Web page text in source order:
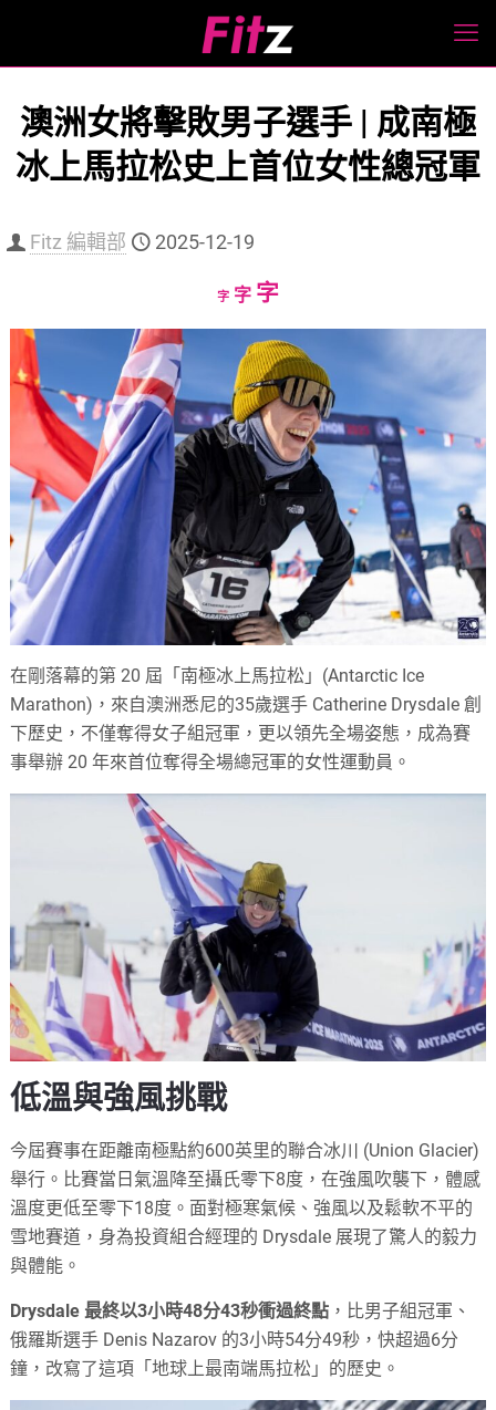
澳洲女將擊敗男子選手 | 成南極
冰上馬拉松史上首位女性總冠軍
Fitz 編輯部 2025-12-19
字Decrease
size.
字Reset
size.
字Increase
size.
在剛落幕的第 20 屆「南極冰上馬拉松」(Antarctic Ice
Marathon)，來自澳洲悉尼的35歲選手 Catherine Drysdale 創
下歷史，不僅奪得女子組冠軍，更以領先全場姿態，成為賽
事舉辦 20 年來首位奪得全場總冠軍的女性運動員。
低溫與強風挑戰
今屆賽事在距離南極點約600英里的聯合冰川 (Union Glacier)
舉行。比賽當日氣溫降至攝氏零下8度，在強風吹襲下，體感
溫度更低至零下18度。面對極寒氣候、強風以及鬆軟不平的
雪地賽道，身為投資組合經理的 Drysdale 展現了驚人的毅力
與體能。
Drysdale 最終以3小時48分43秒衝過終點 ，比男子組冠軍、
俄羅斯選手 Denis Nazarov 的3小時54分49秒，快超過6分
鐘，改寫了這項「地球上最南端馬拉松」的歷史。